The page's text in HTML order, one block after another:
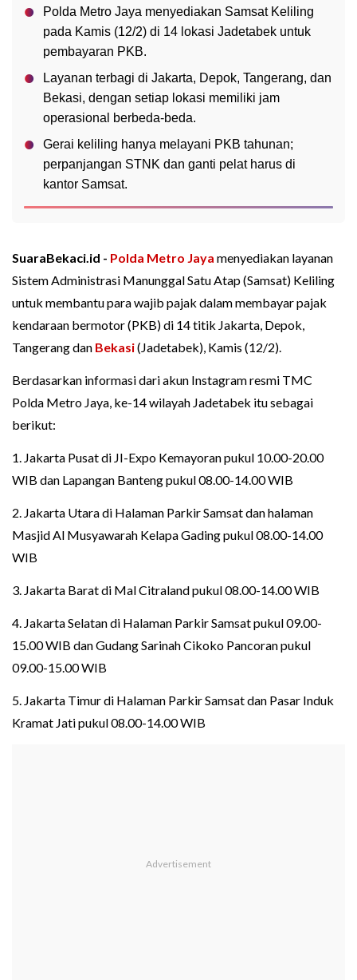
Polda Metro Jaya menyediakan Samsat Keliling
pada Kamis (12/2) di 14 lokasi Jadetabek untuk
pembayaran PKB.
Layanan terbagi di Jakarta, Depok, Tangerang, dan
Bekasi, dengan setiap lokasi memiliki jam
operasional berbeda-beda.
Gerai keliling hanya melayani PKB tahunan;
perpanjangan STNK dan ganti pelat harus di
kantor Samsat.
SuaraBekaci.id - Polda Metro Jaya menyediakan layanan
Sistem Administrasi Manunggal Satu Atap (Samsat) Keliling
untuk membantu para wajib pajak dalam membayar pajak
kendaraan bermotor (PKB) di 14 titik Jakarta, Depok,
Tangerang dan Bekasi(Jadetabek), Kamis (12/2).
Berdasarkan informasi dari akun Instagram resmi TMC
Polda Metro Jaya, ke-14 wilayah Jadetabek itu sebagai
berikut:
1. Jakarta Pusat di JI-Expo Kemayoran pukul 10.00-20.00
WIB dan Lapangan Banteng pukul 08.00-14.00 WIB
2. Jakarta Utara di Halaman Parkir Samsat dan halaman
Masjid Al Musyawarah Kelapa Gading pukul 08.00-14.00
WIB
3. Jakarta Barat di Mal Citraland pukul 08.00-14.00 WIB
4. Jakarta Selatan di Halaman Parkir Samsat pukul 09.00-
15.00 WIB dan Gudang Sarinah Cikoko Pancoran pukul
09.00-15.00 WIB
5. Jakarta Timur di Halaman Parkir Samsat dan Pasar Induk
Kramat Jati pukul 08.00-14.00 WIB